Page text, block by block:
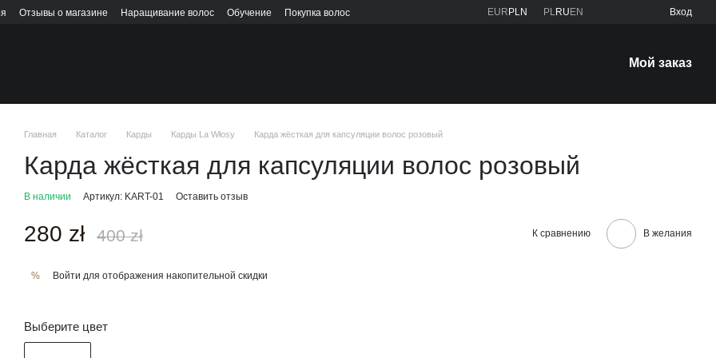
Отзывы о магазине Наращивание волос Обучение
Покупка волос
EUR PLN PLRU EN Вход
Мой заказ
Главная Каталог Карды Карды La Włosy Карда жёсткая для капсуляции волос розовый
Карда жёсткая для капсуляции волос розовый
В наличии Артикул: KART-01 Оставить отзыв
280 zł 400 zł К сравнению В желания
% Войти для отображения накопительной скидки
Выберите цвет